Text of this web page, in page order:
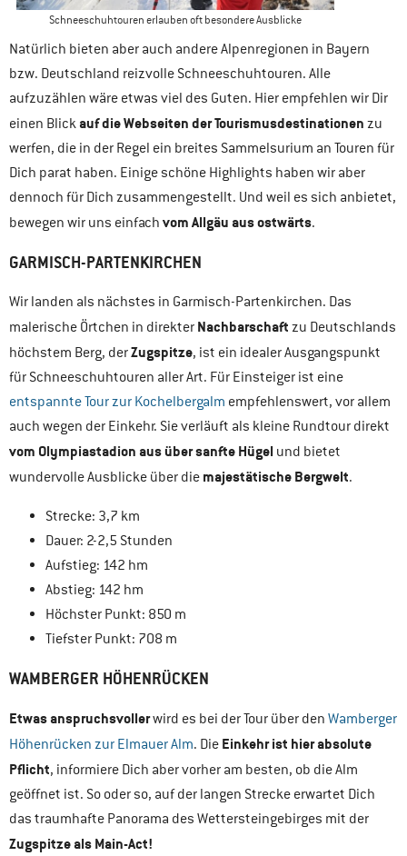
Schneeschuhtouren erlauben oft besondere Ausblicke
Natürlich bieten aber auch andere Alpenregionen in Bayern
bzw. Deutschland reizvolle Schneeschuhtouren. Alle
aufzuzählen wäre etwas viel des Guten. Hier empfehlen wir Dir
einen Blickauf die Webseiten der Tourismusdestinationen zu
werfen, die in der Regel ein breites Sammelsurium an Touren für
Dich parat haben. Einige schöne Highlights haben wir aber
dennoch für Dich zusammengestellt. Und weil es sich anbietet,
bewegen wir uns einfach vom Allgäu aus ostwärts.
GARMISCH-PARTENKIRCHEN
Wir landen als nächstes in Garmisch-Partenkirchen. Das
malerische Örtchen in direkter Nachbarschaft zu Deutschlands
höchstem Berg, derZugspitze, ist ein idealer Ausgangspunkt
für Schneeschuhtouren aller Art. Für Einsteiger ist eine
entspannte Tour zur Kochelbergalm empfehlenswert, vor allem
auch wegen der Einkehr. Sie verläuft als kleine Rundtour direkt
vom Olympiastadion aus über sanfte Hügel und bietet
wundervolle Ausblicke über die majestätische Bergwelt.
Strecke: 3,7 km
Dauer: 2-2,5 Stunden
Aufstieg: 142 hm
Abstieg: 142 hm
Höchster Punkt: 850 m
Tiefster Punkt: 708 m
WAMBERGER HÖHENRÜCKEN
Etwas anspruchsvollerwird es bei der Tour über den Wamberger
Höhenrücken zur Elmauer Alm. Die Einkehr ist hier absolute
Pflicht, informiere Dich aber vorher am besten, ob die Alm
geöffnet ist. So oder so, auf der langen Strecke erwartet Dich
das traumhafte Panorama des Wettersteingebirges mit der
Zugspitze als Main-Act!